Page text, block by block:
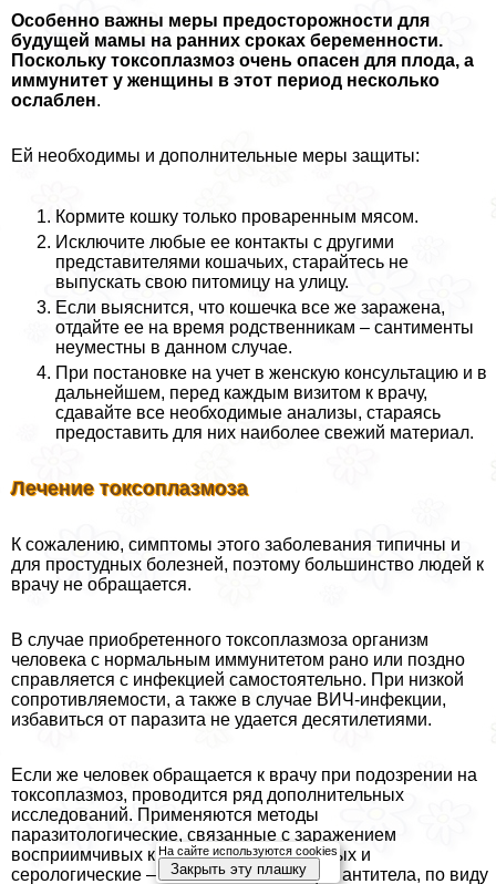
Особенно важны меры предосторожности для
будущей мамы на ранних сроках беременности.
Поскольку токсоплазмоз очень опасен для плода, а
иммунитет у женщины в этот период несколько
ослаблен.
Ей необходимы и дополнительные меры защиты:
Кормите кошку только проваренным мясом.
Исключите любые ее контакты с другими
представителями кошачьих, старайтесь не
выпускать свою питомицу на улицу.
Если выяснится, что кошечка все же заражена,
отдайте ее на время родственникам – сантименты
неуместны в данном случае.
При постановке на учет в женскую консультацию и в
дальнейшем, перед каждым визитом к врачу,
сдавайте все необходимые анализы, стараясь
предоставить для них наиболее свежий материал.
Лечение токсоплазмоза
К сожалению, симптомы этого заболевания типичны и
для простудных болезней, поэтому большинство людей к
врачу не обращается.
В случае приобретенного токсоплазмоза организм
человека с нормальным иммунитетом рано или поздно
справляется с инфекцией самостоятельно. При низкой
сопротивляемости, а также в случае ВИЧ-инфекции,
избавиться от паразита не удается десятилетиями.
Если же человек обращается к врачу при подозрении на
токсоплазмоз, проводится ряд дополнительных
исследований. Применяются методы
паразитологические, связанные с заражением
восприимчивых к заболеванию животных и
серологические – то есть, выявляющие антитела, по виду
На сайте используются cookies
Закрыть эту плашку